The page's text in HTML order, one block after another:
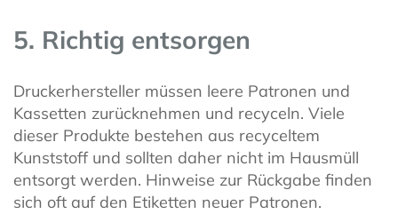
5. Richtig entsorgen
Druckerhersteller müssen leere Patronen und
Kassetten zurücknehmen und recyceln. Viele
dieser Produkte bestehen aus recyceltem
Kunststoff und sollten daher nicht im Hausmüll
entsorgt werden. Hinweise zur Rückgabe finden
sich oft auf den Etiketten neuer Patronen.